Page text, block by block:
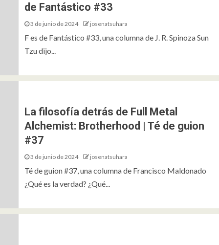
FRAGMENTOS DE LÍNEAS FANTASMAGÓRICAS
1 cuerpo escrito que vuelve sobre
resonancias de Flusser, Elizondo
fantasmagóricas #25
de Fantástico #33
3 de junio de 2024 josenatsuhara
F es de Fantástico #33, una columna de J. R. Spinoza Sun
Tzu dijo...
La filosofía detrás de Full Metal
Alchemist: Brotherhood | Té de guion
#37
3 de junio de 2024 josenatsuhara
Té de guion #37, una columna de Francisco Maldonado
¿Qué es la verdad? ¿Qué...